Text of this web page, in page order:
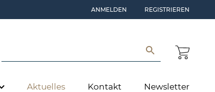
ANMELDEN REGISTRIEREN
Aktuelles Kontakt Newsletter